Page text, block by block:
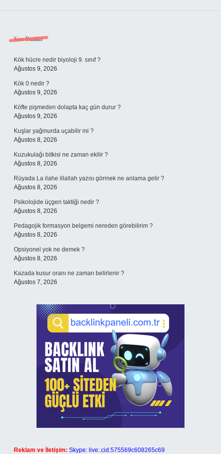
Sidebar
Son Yazılar
Kök hücre nedir biyoloji 9. sınıf ?
Ağustos 9, 2026
Kök 0 nedir ?
Ağustos 9, 2026
Köfte pişmeden dolapta kaç gün durur ?
Ağustos 9, 2026
Kuşlar yağmurda uçabilir mi ?
Ağustos 8, 2026
Kuzukulağı bitkisi ne zaman ekilir ?
Ağustos 8, 2026
Rüyada La ilahe illallah yazısı görmek ne anlama gelir ?
Ağustos 8, 2026
Psikolojide üçgen taktiği nedir ?
Ağustos 8, 2026
Pedagojik formasyon belgemi nereden görebilirim ?
Ağustos 8, 2026
Opsiyonel yok ne demek ?
Ağustos 8, 2026
Kazada kusur oranı ne zaman belirlenir ?
Ağustos 7, 2026
Reklam ve İletişim: Skype: live:.cid.575569c608265c69